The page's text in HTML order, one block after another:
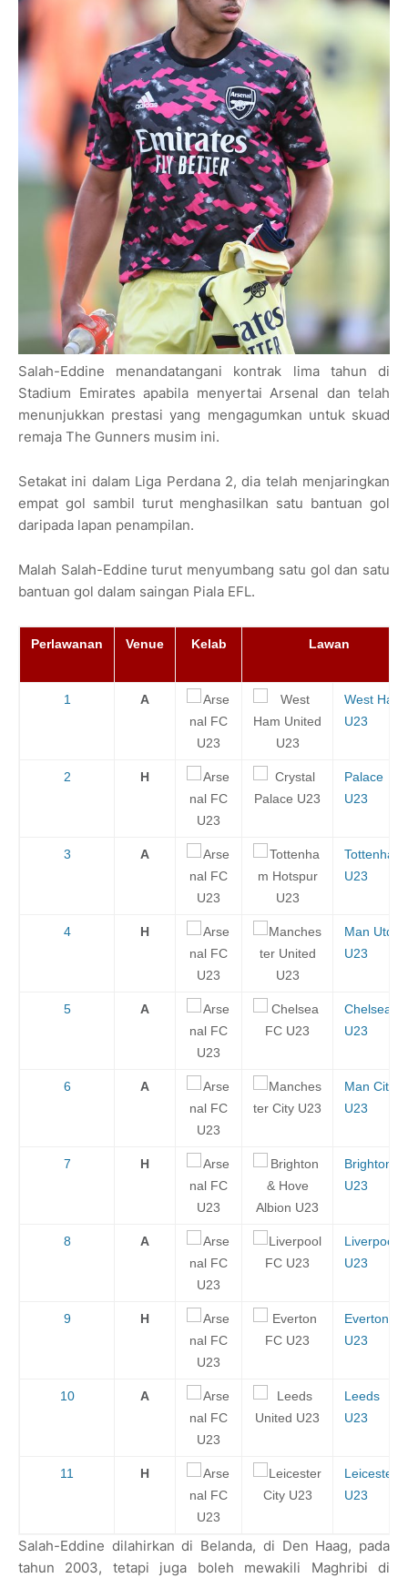
Salah-Eddine menandatangani kontrak lima tahun di
Stadium Emirates apabila menyertai Arsenal dan telah
menunjukkan prestasi yang mengagumkan untuk skuad
remaja The Gunners musim ini.
Setakat ini dalam Liga Perdana 2, dia telah menjaringkan
empat gol sambil turut menghasilkan satu bantuan gol
daripada lapan penampilan.
Malah Salah-Eddine turut menyumbang satu gol dan satu
bantuan gol dalam saingan Piala EFL.
Perlawanan Venue Kelab Lawan
1 A
West Ham
U23
2 H
Palace
U23
3 A
Tottenham
U23
4 H
Man Utd
U23
5 A
Chelsea
U23
6 A
Man City
U23
7 H
Brighton
U23
8 A
Liverpool
U23
9 H
Everton
U23
10 A
Leeds
U23
11 H
Leicester
U23
Salah-Eddine dilahirkan di Belanda, di Den Haag, pada
tahun 2003, tetapi juga boleh mewakili Maghribi di